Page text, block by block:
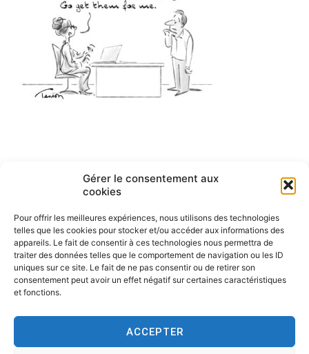
Gérer le consentement aux
cookies
Pour offrir les meilleures expériences, nous utilisons des technologies
telles que les cookies pour stocker et/ou accéder aux informations des
appareils. Le fait de consentir à ces technologies nous permettra de
traiter des données telles que le comportement de navigation ou les ID
uniques sur ce site. Le fait de ne pas consentir ou de retirer son
consentement peut avoir un effet négatif sur certaines caractéristiques
et fonctions.
ACCEPTER
Navigation
de
l’article
ARTICLE PRÉCÉDENT
English cartoons by Tesson-1